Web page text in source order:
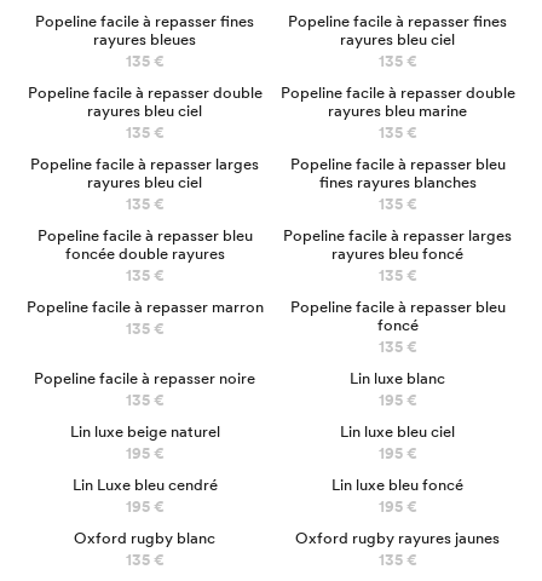
Popeline facile à repasser fines
rayures bleues
135 €
Popeline facile à repasser fines
rayures bleu ciel
135 €
Popeline facile à repasser double
rayures bleu ciel
135 €
Popeline facile à repasser double
rayures bleu marine
135 €
Popeline facile à repasser larges
rayures bleu ciel
135 €
Popeline facile à repasser bleu
fines rayures blanches
135 €
Popeline facile à repasser bleu
foncée double rayures
135 €
Popeline facile à repasser larges
rayures bleu foncé
135 €
Popeline facile à repasser marron
135 €
Popeline facile à repasser bleu
foncé
135 €
Popeline facile à repasser noire
135 €
Lin luxe blanc
195 €
Lin luxe beige naturel
195 €
Lin luxe bleu ciel
195 €
Lin Luxe bleu cendré
195 €
Lin luxe bleu foncé
195 €
Oxford rugby blanc
135 €
Oxford rugby rayures jaunes
135 €